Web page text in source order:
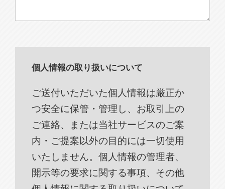
個人情報の取り扱いについて
ご送付いただいた個人情報は厳正か
つ安全に保管・管理し、お取引上の
ご連絡、または当社サービスのご案
内・ご提案以外の目的には一切使用
いたしません。個人情報の管理者、
開示等の要求に関する事項、その他